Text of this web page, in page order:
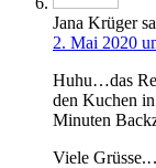
Jana Krüger
2. Mai 2020
Huhu…das
den Kuchen
Minu­ten
Vie­le